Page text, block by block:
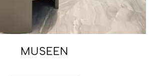
MUSEEN